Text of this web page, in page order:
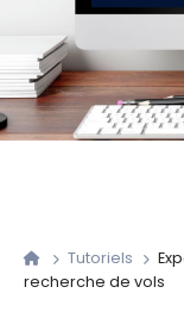
Tutoriels
recherche de vols